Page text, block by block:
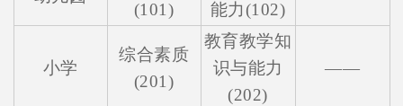
(101)
能力(102)
小学
综合素质
(201)
教育教学知
识与能力
(202)
——